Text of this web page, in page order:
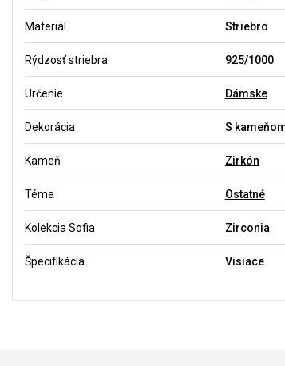
Materiál Striebro
Rýdzosť striebra 925/1000
Určenie Dámske
Dekorácia S
Kameň Zirkón
Téma Ostatné
Kolekcia Sofia Zirconia
Špecifikácia Visiace